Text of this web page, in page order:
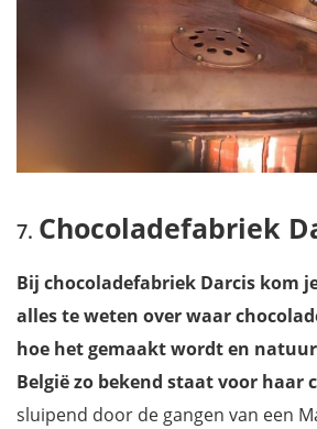
Chocoladefabriek
Bij chocoladefabriek Darcis kom
alles te weten over waar
hoe het gemaakt wordt en
België zo bekend staat voor haar
sluipend door de gangen van een